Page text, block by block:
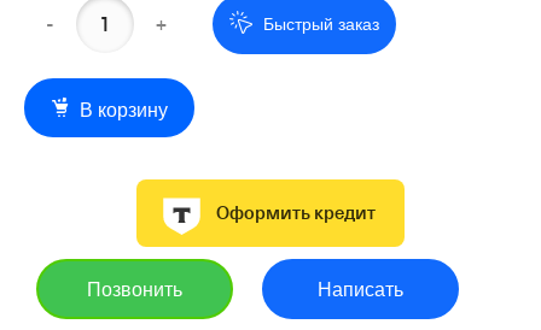
- + Быстрый заказ
В корзину
Оформить кредит
Позвонить Написать